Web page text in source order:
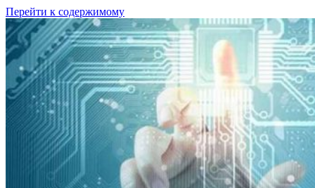
Перейти к содержимому